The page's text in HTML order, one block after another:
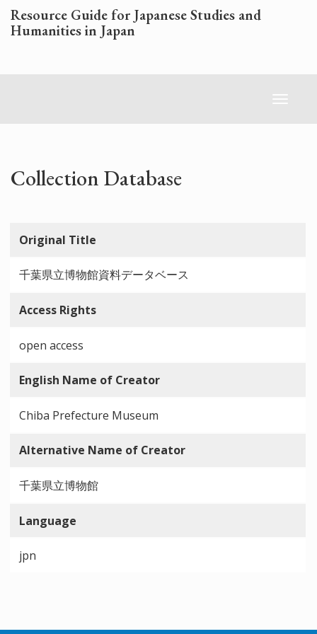
Skip
to
main
Resource Guide for Japanese Studies and
Humanities in Japan
Toggle
Collection Database
Original Title
千葉県立博物館資料データベース
Access Rights
open access
English Name of Creator
Chiba Prefecture Museum
Alternative Name of Creator
千葉県立博物館
Language
jpn